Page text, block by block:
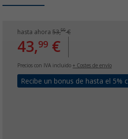
hasta ahora 53,99€
43,99 €
Precios con IVA incluido + Costes de envío
Recibe un bonus de hasta el 5%